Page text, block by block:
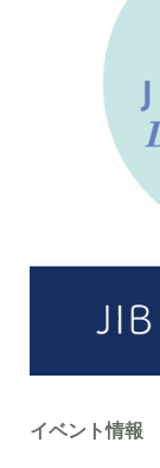
イベント情報